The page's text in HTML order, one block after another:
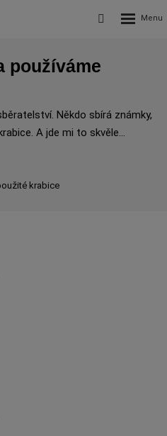
Vyhledávání
Rozbalení
používáme
Někdo sbírá známky,
A jde mi to skvěle...
krabice